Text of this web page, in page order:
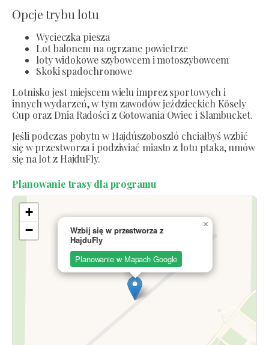
Opcje trybu lotu
Wycieczka piesza
Lot balonem na ogrzane powietrze
loty widokowe szybowcem i motoszybowcem
Skoki spadochronowe
Lotnisko jest miejscem wielu imprez sportowych i
innych wydarzeń, w tym zawodów jeździeckich Kösely
Cup oraz Dnia Radości z Gotowania Owiec i Slambucket.
Jeśli podczas pobytu w Hajdúszoboszló chciałbyś wzbić
się w przestworza i podziwiać miasto z lotu ptaka, umów
się na lot z HajduFly.
Planowanie trasy dla programu
Wzbij się w przestworza z
HajduFly
Planowanie w Mapach Google
×
+
−